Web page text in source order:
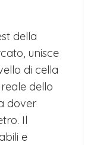
della
unisce
di cella
dello
dover
Il
e